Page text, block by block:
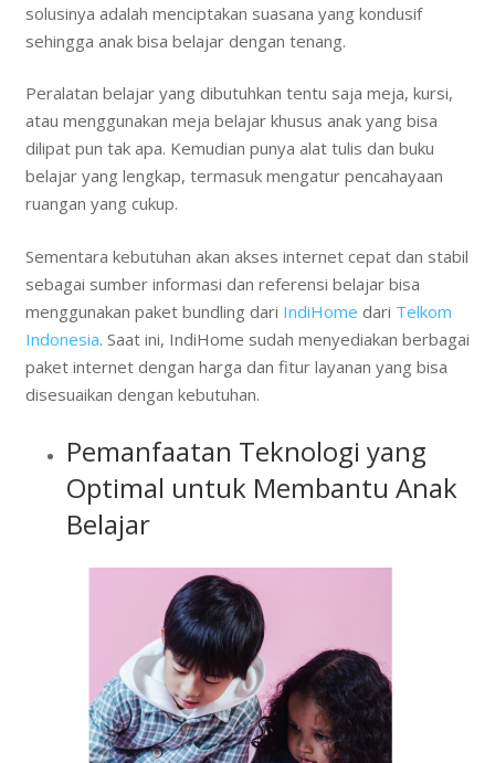
solusinya adalah menciptakan suasana yang kondusif
sehingga anak bisa belajar dengan tenang.
Peralatan belajar yang dibutuhkan tentu saja meja, kursi,
atau menggunakan meja belajar khusus anak yang bisa
dilipat pun tak apa. Kemudian punya alat tulis dan buku
belajar yang lengkap, termasuk mengatur pencahayaan
ruangan yang cukup.
Sementara kebutuhan akan akses internet cepat dan stabil
sebagai sumber informasi dan referensi belajar bisa
menggunakan paket bundling dari IndiHome dari Telkom
Indonesia. Saat ini, IndiHome sudah menyediakan berbagai
paket internet dengan harga dan fitur layanan yang bisa
disesuaikan dengan kebutuhan.
Pemanfaatan Teknologi yang
Optimal untuk Membantu Anak
Belajar